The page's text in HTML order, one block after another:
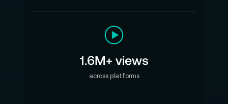
1.6M+ views
across platforms